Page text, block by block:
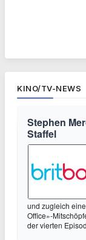
KINO/TV-NEWS
Stephen
Staffel
und zugleich
Office»-
der vierten